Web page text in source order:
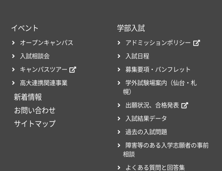
イベント
オープンキャンパス
入試相談会
キャンパスツアー
高大連携関連事業
新着情報
お問い合わせ
サイトマップ
学部入試
アドミッションポリシー
学外試験場案内（仙台・札
幌）
入試日程
募集要項・パンフレット
出願状況、合格発表
入試結果データ
過去の入試問題
障害等のある入学志願者の事前
相談
よくある質問と回答集